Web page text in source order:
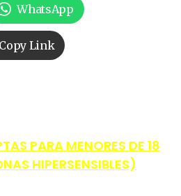
WhatsApp
Copy Link
PARA MENORES DE 18
HIPERSENSIBLES)